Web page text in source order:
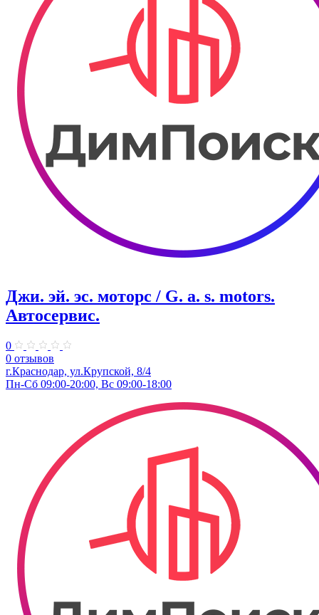
Джи. эй. эс. моторс / G. a. s. motors.
Автосервис.
0
0 отзывов
г.Краснодар, ул.​Крупской, 8/4
Пн-Сб 09:00-20:00, Вс 09:00-18:00